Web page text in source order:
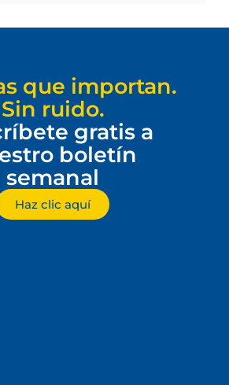
que importan.
Sin ruido.
gratis a
boletín
semanal
Haz clic aquí